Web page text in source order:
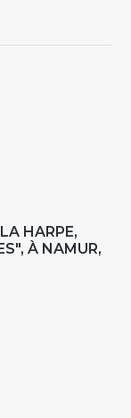
HARPE,
À NAMUR,